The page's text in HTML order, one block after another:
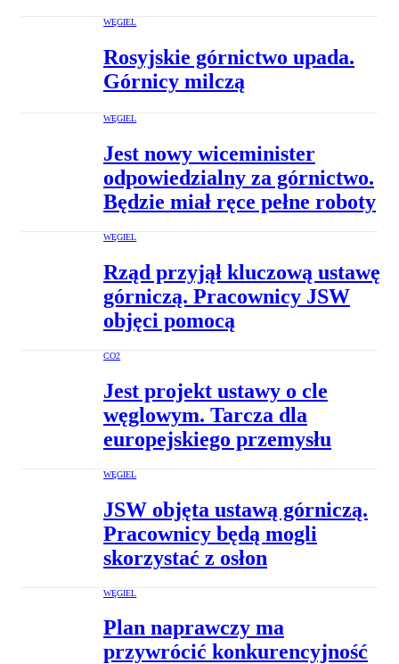
WĘGIEL
Rosyjskie górnictwo upada.
Górnicy milczą
WĘGIEL
Jest nowy wiceminister
odpowiedzialny za górnictwo.
Będzie miał ręce pełne roboty
WĘGIEL
Rząd przyjął kluczową ustawę
górniczą. Pracownicy JSW
objęci pomocą
CO2
Jest projekt ustawy o cle
węglowym. Tarcza dla
europejskiego przemysłu
WĘGIEL
JSW objęta ustawą górniczą.
Pracownicy będą mogli
skorzystać z osłon
WĘGIEL
Plan naprawczy ma
przywrócić konkurencyjność